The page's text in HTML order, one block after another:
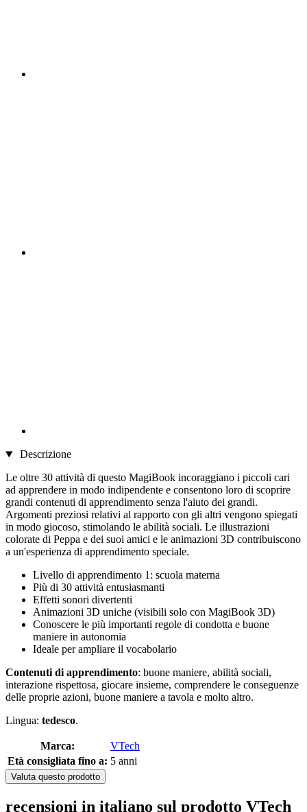
Descrizione
Le oltre 30 attività di questo MagiBook incoraggiano i piccoli cari
ad apprendere in modo indipendente e consentono loro di scoprire
grandi contenuti di apprendimento senza l'aiuto dei grandi.
Argomenti preziosi relativi al rapporto con gli altri vengono spiegati
in modo giocoso, stimolando le abilità sociali. Le illustrazioni
colorate di Peppa e dei suoi amici e le animazioni 3D contribuiscono
a un'esperienza di apprendimento speciale.
Livello di apprendimento 1: scuola materna
Più di 30 attività entusiasmanti
Effetti sonori divertenti
Animazioni 3D uniche (visibili solo con MagiBook 3D)
Conoscere le più importanti regole di condotta e buone
maniere in autonomia
Ideale per ampliare il vocabolario
Contenuti di apprendimento: buone maniere, abilità sociali,
interazione rispettosa, giocare insieme, comprendere le conseguenze
delle proprie azioni, buone maniere a tavola e molto altro.
Lingua: tedesco.
Marca:
VTech
Età consigliata fino a: 5 anni
Valuta questo prodotto
recensioni in italiano sul prodotto VTech